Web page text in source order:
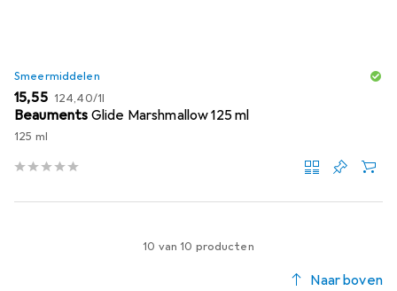
Smeermiddelen
EUR
15,55 EUR
124,40/1l
Beauments Glide Marshmallow 125 ml
125 ml
10 van 10 producten
Naar boven